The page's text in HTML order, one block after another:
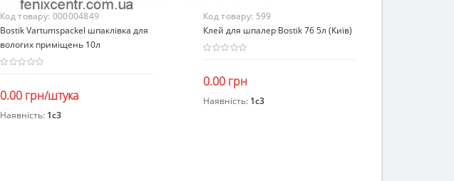
Код товару: 000004849
Bostik Vartumspackel шпаклівка для
вологих приміщень 10л
0.00 грн/штука
Наявність: 1c3
Код товару: 599
Клей для шпалер Bostik 76 5л (Київ)
0.00 грн
Наявність: 1c3